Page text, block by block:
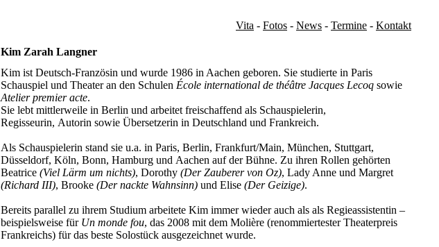
Vita - Fotos - News - Termine - Kontakt
Kim Zarah Langner
Kim ist Deutsch-Französin und wurde 1986 in Aachen geboren. Sie studierte in Paris
Schauspiel und Theater an den Schulen École international de théâtre Jacques Lecoq sowie
Atelier premier acte.
Sie lebt mittlerweile in Berlin und arbeitet freischaffend als Schauspielerin,
Regisseurin, Autorin sowie Übersetzerin in Deutschland und Frankreich.
Als Schauspielerin stand sie u.a. in Paris, Berlin, Frankfurt/Main, München, Stuttgart,
Düsseldorf, Köln, Bonn, Hamburg und Aachen auf der Bühne. Zu ihren Rollen gehörten
Beatrice (Viel Lärm um nichts), Dorothy (Der Zauberer von Oz), Lady Anne und Margret
(Richard III), Brooke (Der nackte Wahnsinn) und Elise (Der Geizige).
Bereits parallel zu ihrem Studium arbeitete Kim immer wieder auch als als Regieassistentin –
beispielsweise für Un monde fou, das 2008 mit dem Molière (renommiertester Theaterpreis
Frankreichs) für das beste Solostück ausgezeichnet wurde.